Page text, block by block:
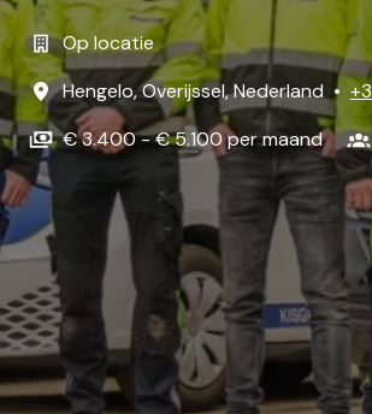
Op locatie
Hengelo,Overijssel,Nederland •
€ 3.400 - € 5.100 per maand